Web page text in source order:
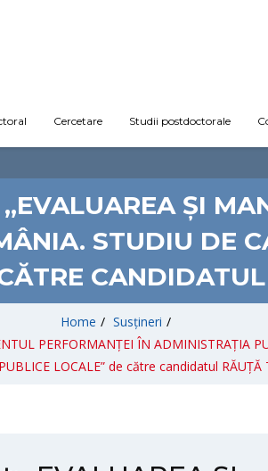
Cercetare Studii postdoctorale
ȘI
STUDIU DE
Home / Susțineri /
PERFORMANȚEI ÎN ADMINISTRAȚIA
LOCALE” de către candidatul RĂUȚĂ